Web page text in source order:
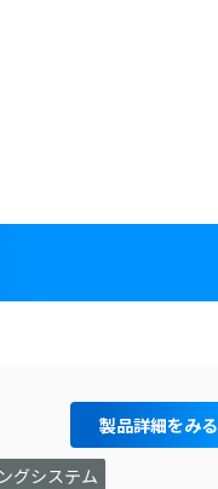
製品詳細をみる
グシステム